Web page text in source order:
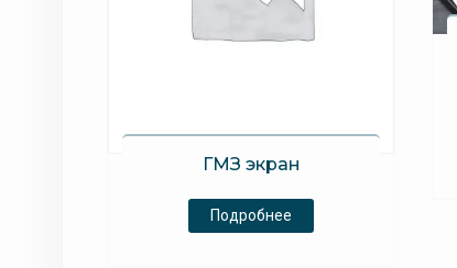
ГМЗ экран
Подробнее